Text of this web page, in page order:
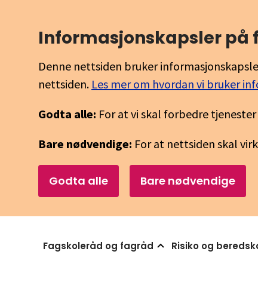
Informasjons­kapsler på
Denne nettsiden bruker
nettsiden. Les mer om hvordan vi bruker
Godta alle: For at vi skal forbedre
Bare nødvendige: For at nettsiden skal
Godta alle Bare nødvendige
Fagskoleråd og fagråd Risiko og